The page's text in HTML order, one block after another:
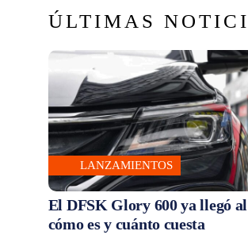
ÚLTIMAS
LANZAMIENTOS
El DFSK Glory 600 ya llegó
cómo es y cuánto cuesta